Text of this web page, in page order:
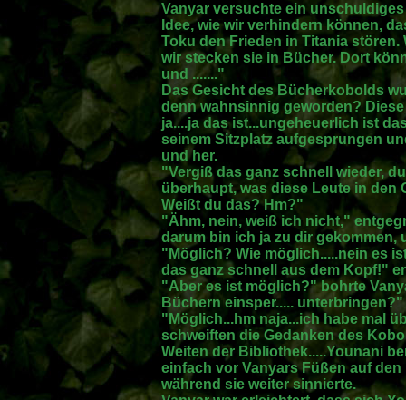
Vanyar versuchte ein
Idee, wie wir verhindern können,
Toku den Frieden in Titania
wir stecken sie in Bücher. Dort
und ......."
Das Gesicht des Bücherkobolds
denn wahnsinnig geworden?
ja....ja das ist...ungeheuerlich ist
seinem Sitzplatz aufgesprungen
und her.
"Vergiß das ganz schnell wieder,
überhaupt, was diese Leute in
Weißt du das? Hm?"
"Ähm, nein, weiß ich nicht,"
darum bin ich ja zu dir gekommen,
"Möglich? Wie möglich.....nein es
das ganz schnell aus dem Kopf!"
"Aber es ist möglich?" bohrte
Büchern einsper..... unterbringen?"
"Möglich...hm naja...ich habe mal
schweiften die Gedanken des
Weiten der Bibliothek.....Younani
einfach vor Vanyars Füßen auf
während sie weiter sinnierte.